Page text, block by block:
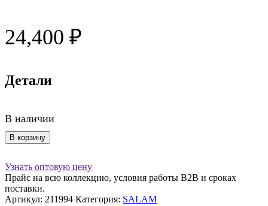
24,400 ₽
Детали
В наличии
Количество
товара
1500
мл,
8
чашек,
В корзину
Узнать оптовую цену
Прайс на всю коллекцию, условия работы В2В и сроках
поставки.
Артикул: 211994 Категория: SALAM